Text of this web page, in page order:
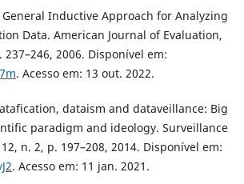
General Inductive Approach for Analyzing
Data. American Journal of Evaluation,
2006. Disponível em:
. Acesso em: 13 out. 2022.
dataism and dataveillance: Big
paradigm and ideology. Surveillance
n. 2, p. 197–208, 2014. Disponível em:
. Acesso em: 11 jan. 2021.